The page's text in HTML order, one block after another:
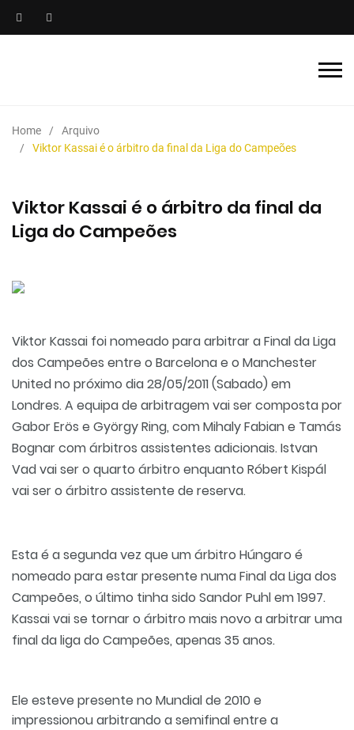
Home
Arquivo
Viktor Kassai é o árbitro da final da Liga do Campeões
Viktor Kassai é o árbitro da final da
Liga do Campeões
ViktorKassai foi nomeado para arbitrar a Final da Liga
dos Campeões entre o Barcelona e o Manchester
United no próximo dia 28/05/2011 (Sabado) em
Londres. A equipa de arbitragem vai ser composta por
Gabor Erös e György Ring, com Mihaly Fabian e Tamás
Bognar com árbitros assistentes adicionais. Istvan
Vad vai ser o quarto árbitro enquanto Róbert Kispál
vai ser o árbitro assistente de reserva.
Esta é a segunda vez que um árbitro Húngaro é
nomeado para estar presente numa Final da Liga dos
Campeões, o último tinha sido Sandor Puhl em 1997.
Kassai vai se tornar o árbitro mais novo a arbitrar uma
final da liga do Campeões, apenas 35 anos.
Ele esteve presente no Mundial de 2010 e
impressionou arbitrando a semifinal entre a